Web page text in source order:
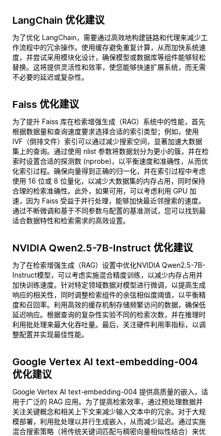
LangChain 优化建议
为了优化 LangChain，需要通过高效地构建链路和代理来减少工
作流程中的冗余操作。使用缓存避免重复计算，从而加快系统速
度，并尝试采用模块化设计，确保模型或数据库等组件能够轻松
替换。这将提供灵活性和效率，使您能够快速扩展系统，而无需
不必要的延迟或复杂性。
Faiss 优化建议
为了提升 Faiss 库在检索增强生成（RAG）系统中的性能，首先
根据数据量和查询速度要求选择合适的索引类型；例如，使用
IVF（倒排文件）索引可以通过减少搜索空间，显著加速大数据
集上的查询。通过使用 nlist 参数将数据划分为更小的簇，并在检
索时设置合适的探测数 (nprobe)，以平衡速度和准确性，从而优
化索引过程。确保向量得到正确的归一化，并在索引过程中考虑
使用 16 位或 8 位量化，以减少大数据集的内存占用，同时保持
合理的检索准确性。此外，如果可用，可以考虑利用 GPU 加
速，因为 Faiss 受益于并行处理，能够加快最近邻搜索的速度。
通过不断微调和基于不同参数与配置的基准测试，您可以找到最
适合数据特性和检索需求的高效设置。
NVIDIA Qwen2.5-7B-Instruct 优化建议
为了在检索增强生成（RAG）设置中优化NVIDIA Qwen2.5-7B-
Instruct模型，可以考虑实施混合精度训练，以减少内存占用并
加快训练速度。针对特定领域数据对模型进行微调，以提高生成
响应的相关性，同时调整检索组件的余弦相似度阈值，以平衡精
度和召回率。利用高效的缓存机制存储频繁访问的数据，确保低
延迟响应。根据查询的复杂性实验不同的检索次数，并在推理时
利用批处理来最大化吞吐量。最后，关注硬件利用率指标，以调
整配置并实现最佳性能。
Google Vertex AI text-embedding-004
优化建议
Google Vertex AI text-embedding-004 提供高质量的嵌入，适
用于广泛的 RAG 应用。为了提高检索效率，通过预处理数据并
关注关键概念和相关上下文来减少输入文本中的冗余。对于大规
模部署，利用批处理以并行生成嵌入，从而减少延迟。通过实施
混合搜索策略（将传统关键词匹配与稠密向量相似性结合）来优